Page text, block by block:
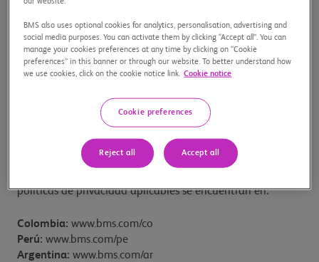
d)Limitaciones.BMS LATAM es libre de limitar el
acceso al SITIO y/o a los servicios y/o productos en
él ofrecidos a los Usuarios sin necesidad de
justificación ni notificación previa.
Política de Privacidad.
Todos los datos que el Usuario proporcione a BMS LATAM
se encontrarán sujetos a nuestras Políticas de Privacidad
políticas de privacidad aplicables se encuentran en:
Colombia: www.bms.com/co
Perú: www.bms.com/pe
Argentina: www.bms.com/ar
BMS also uses optional cookies for analytics, personalisation, advertising and
social media purposes. You can activate them by clicking “Accept all”. You can
manage your cookies preferences at any time by clicking on “Cookie
preferences” in this banner or through our website. To better understand how
we use cookies, click on the cookie notice link. Cookie notice
Cookie preferences
Reject all Accept all